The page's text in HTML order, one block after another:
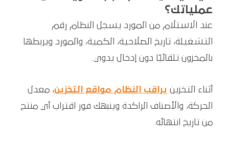
عملياتك؟
عند الاستلام من المورد يسجل النظام رقم
التشغيلة، تاريخ الصلاحية، الكمية، والمورد ويربطها
بالمخزون تلقائيًا دون إدخال يدوي.
أثناء التخزين يراقب النظام مواقع التخزين، معدل
الحركة، والأصناف الراكدة وينبهك فور اقتراب أي منتج
من تاريخ انتهائه.